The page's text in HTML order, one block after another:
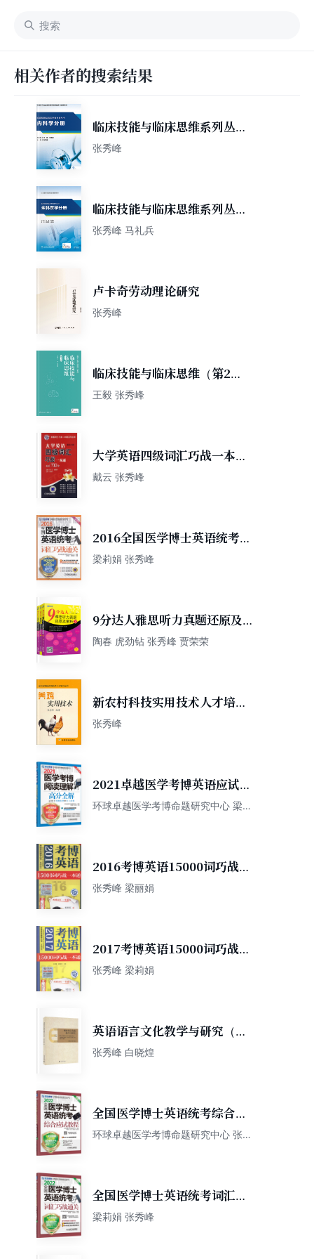
相关作者的搜索结果
临床技能与临床思维系列丛书
内科学分册
张秀峰
临床技能与临床思维系列丛
书．全科医学分册
张秀峰 马礼兵
卢卡奇劳动理论研究
张秀峰
临床技能与临床思维（第2
版）
王毅 张秀峰
大学英语四级词汇巧战一本通
（第2版）
戴云 张秀峰
2016全国医学博士英语统考词
汇巧战通关 第7版
梁莉娟 张秀峰
9分达人雅思听力真题还原及
解析1-3（套装共3册）
陶春 虎劲钻 张秀峰 贾荣荣
新农村科技实用技术人才培训
丛书：养鸡实用技术
张秀峰
2021卓越医学考博英语应试教
材 医学考博阅读理解高分全解
环球卓越医学考博命题研究中心 梁莉
2016考博英语15000词巧战一
本通
张秀峰 梁丽娟
2017考博英语15000词巧战一
本通（第2版）
张秀峰 梁莉娟
英语语言文化教学与研究（第
一辑）
张秀峰 白晓煌
全国医学博士英语统考综合应
试教程（第13版）/2022卓越
环球卓越医学考博命题研究中心 张秀
全国医学博士英语统考词汇巧
战通关（第13版）/2022卓越
梁莉娟 张秀峰